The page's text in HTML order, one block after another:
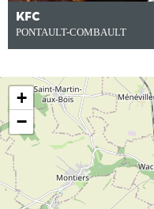
KFC
PONTAULT-COMBAULT
+
−